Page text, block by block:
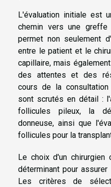
L'évaluation initiale est
chemin vers une
permet non seulement
entre le patient et le
capillaire, mais
des attentes et des
cours de la
sont scrutés en détail :
follicules pileux, la
donneuse, ainsi que
follicules pour la
Le choix d'un
déterminant pour
Les critères de